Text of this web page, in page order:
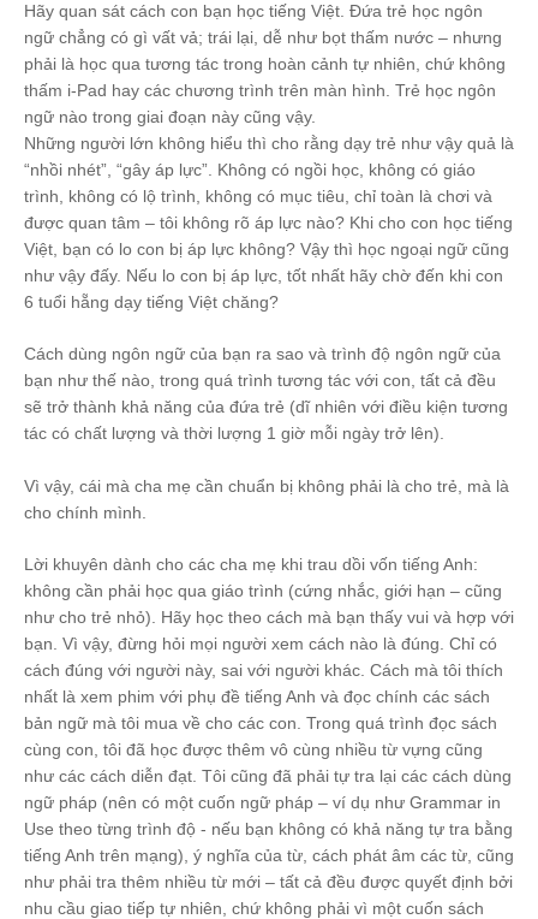
Hãy quan sát cách con bạn học tiếng Việt. Đứa trẻ học ngôn
ngữ chẳng có gì vất vả; trái lại, dễ như bọt thấm nước – nhưng
phải là học qua tương tác trong hoàn cảnh tự nhiên, chứ không
thấm i-Pad hay các chương trình trên màn hình. Trẻ học ngôn
ngữ nào trong giai đoạn này cũng vậy.
Những người lớn không hiểu thì cho rằng dạy trẻ như vậy quả là
“nhồi nhét”, “gây áp lực”. Không có ngồi học, không có giáo
trình, không có lộ trình, không có mục tiêu, chỉ toàn là chơi và
được quan tâm – tôi không rõ áp lực nào? Khi cho con học tiếng
Việt, bạn có lo con bị áp lực không? Vậy thì học ngoại ngữ cũng
như vậy đấy. Nếu lo con bị áp lực, tốt nhất hãy chờ đến khi con
6 tuổi hẵng dạy tiếng Việt chăng?
Cách dùng ngôn ngữ của bạn ra sao và trình độ ngôn ngữ của
bạn như thế nào, trong quá trình tương tác với con, tất cả đều
sẽ trở thành khả năng của đứa trẻ (dĩ nhiên với điều kiện tương
tác có chất lượng và thời lượng 1 giờ mỗi ngày trở lên).
Vì vậy, cái mà cha mẹ cần chuẩn bị không phải là cho trẻ, mà là
cho chính mình.
Lời khuyên dành cho các cha mẹ khi trau dồi vốn tiếng Anh:
không cần phải học qua giáo trình (cứng nhắc, giới hạn – cũng
như cho trẻ nhỏ). Hãy học theo cách mà bạn thấy vui và hợp với
bạn. Vì vậy, đừng hỏi mọi người xem cách nào là đúng. Chỉ có
cách đúng với người này, sai với người khác. Cách mà tôi thích
nhất là xem phim với phụ đề tiếng Anh và đọc chính các sách
bản ngữ mà tôi mua về cho các con. Trong quá trình đọc sách
cùng con, tôi đã học được thêm vô cùng nhiều từ vựng cũng
như các cách diễn đạt. Tôi cũng đã phải tự tra lại các cách dùng
ngữ pháp (nên có một cuốn ngữ pháp – ví dụ như Grammar in
Use theo từng trình độ - nếu bạn không có khả năng tự tra bằng
tiếng Anh trên mạng), ý nghĩa của từ, cách phát âm các từ, cũng
như phải tra thêm nhiều từ mới – tất cả đều được quyết định bởi
nhu cầu giao tiếp tự nhiên, chứ không phải vì một cuốn sách